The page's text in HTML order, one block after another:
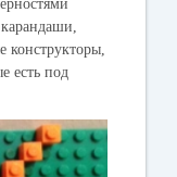
есть под